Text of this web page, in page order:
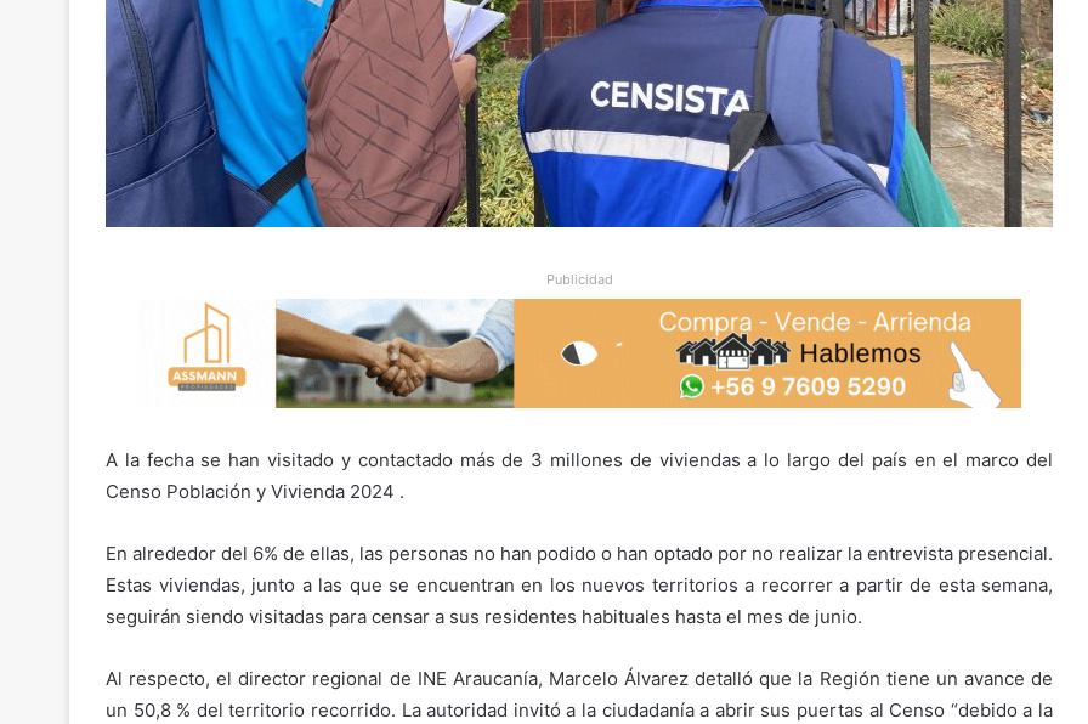
Publicidad
A la fecha se han visitado y contactado más de 3 millones de viviendas a lo largo del país en el marco del
Censo Población y Vivienda 2024 .
En alrededor del 6% de ellas, las personas no han podido o han optado por no realizar la entrevista presencial.
Estas viviendas, junto a las que se encuentran en los nuevos territorios a recorrer a partir de esta semana,
seguirán siendo visitadas para censar a sus residentes habituales hasta el mes de junio.
Al respecto, el director regional de INE Araucanía, Marcelo Álvarez detalló que la Región tiene un avance de
un 50,8 % del territorio recorrido. La autoridad invitó a la ciudadanía a abrir sus puertas al Censo “debido a la